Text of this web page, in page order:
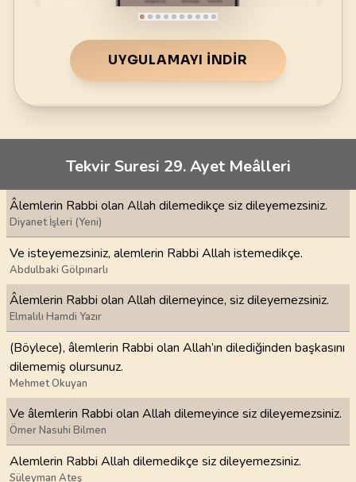
UYGULAMAYI İNDIR
Tekvir Suresi 29. Ayet Meâlleri
Âlemlerin Rabbi olan Allah dilemedikçe siz dileyemezsiniz.
Diyanet İşleri (Yeni)
Ve isteyemezsiniz, alemlerin Rabbi Allah istemedikçe.
Abdulbaki Gölpınarlı
Âlemlerin Rabbi olan Allah dilemeyince, siz dileyemezsiniz.
Elmalılı Hamdi Yazır
(Böylece), âlemlerin Rabbi olan Allah’ın dilediğinden başkasını
dilememiş olursunuz.
Mehmet Okuyan
Ve âlemlerin Rabbi olan Allah dilemeyince siz dileyemezsiniz.
Ömer Nasuhi Bilmen
Alemlerin Rabbi Allah dilemedikçe siz dileyemezsiniz.
Süleyman Ateş